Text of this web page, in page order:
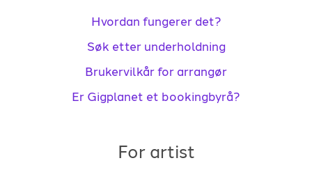
Hvordan fungerer det?
Søk etter underholdning
Brukervilkår for arrangør
Er Gigplanet et bookingbyrå?
For artist